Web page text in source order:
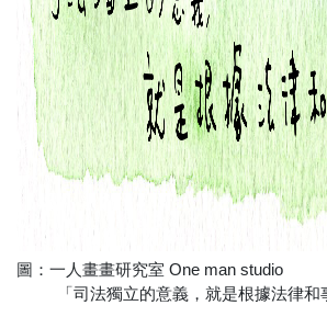
圖：一人畫畫研究室 One man studio
「司法獨立的意義，就是根據法律和